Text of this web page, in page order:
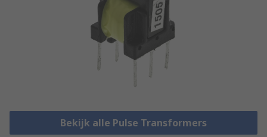
Bekijk alle Pulse Transformers